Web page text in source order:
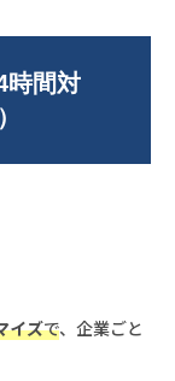
時間対
イズで、企業ごと